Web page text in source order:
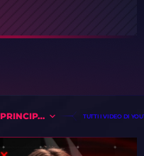
CANALE YOUTUBE PRINCIPALE TUTTI I VIDEO DI